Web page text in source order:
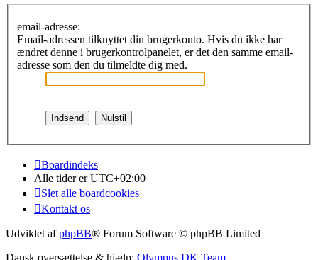
email-adresse:
Email-adressen tilknyttet din brugerkonto. Hvis du ikke har
ændret denne i brugerkontrolpanelet, er det den samme email-
adresse som den du tilmeldte dig med.
Boardindeks
Alle tider erUTC+02:00
Slet alle boardcookies
Kontakt os
Udviklet afphpBB® Forum Software © phpBB Limited
Dansk oversættelse & hjælp: Olympus DK Team